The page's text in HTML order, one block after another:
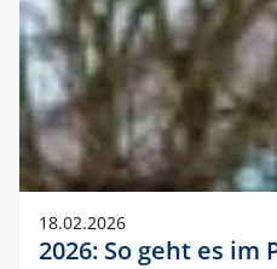
18.02.2026
2026: So geht es im